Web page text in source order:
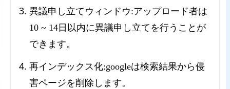
異議申し立てウィンドウ:アップロード者は
10 ~ 14日以内に異議申し立てを行うことが
できます。
再インデックス化:googleは検索結果から侵
害ページを削除します。